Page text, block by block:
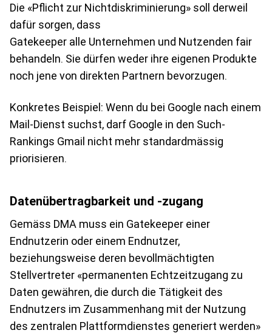
Die «Pflicht zur Nichtdiskriminierung» soll derweil
dafür sorgen, dass
Gatekeeper alle Unternehmen und Nutzenden fair
behandeln. Sie dürfen weder ihre eigenen Produkte
noch jene von direkten Partnern bevorzugen.
Konkretes Beispiel: Wenn du bei Google nach einem
Mail-Dienst suchst, darf Google in den Such-
Rankings Gmail nicht mehr standardmässig
priorisieren.
Datenübertragbarkeit und -zugang
Gemäss DMA muss ein Gatekeeper einer
Endnutzerin oder einem Endnutzer,
beziehungsweise deren bevollmächtigten
Stellvertreter «permanenten Echtzeitzugang zu
Daten gewähren, die durch die Tätigkeit des
Endnutzers im Zusammenhang mit der Nutzung
des zentralen Plattformdienstes generiert werden»